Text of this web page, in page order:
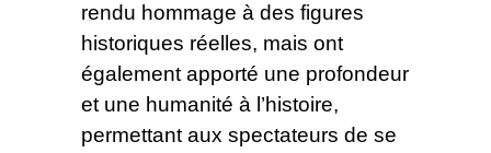
rendu hommage à des figures
historiques réelles, mais ont
également apporté une profondeur
et une humanité à l’histoire,
permettant aux spectateurs de se